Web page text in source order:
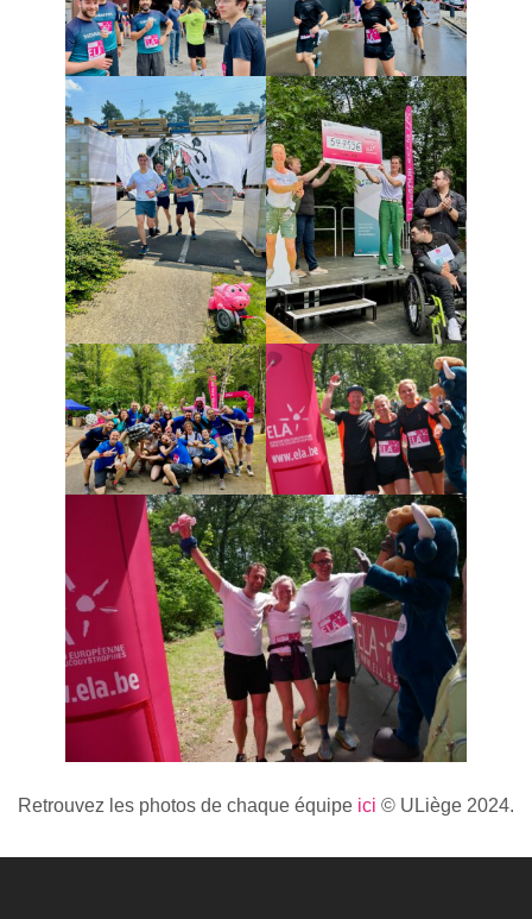
Retrouvez les photos de chaque équipe ici © ULiège 2024.